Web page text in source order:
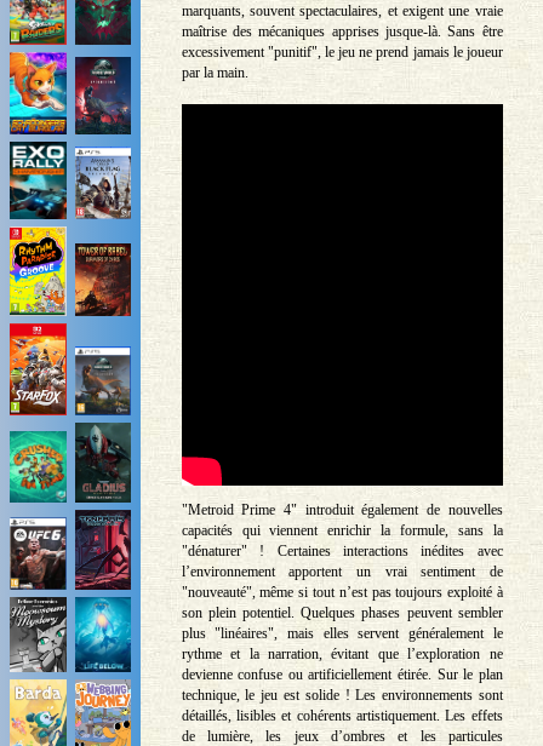
marquants, souvent spectaculaires, et exigent une vraie
maîtrise des mécaniques apprises jusque-là. Sans être
excessivement "punitif", le jeu ne prend jamais le joueur
par la main.
"Metroid Prime 4" introduit également de nouvelles
capacités qui viennent enrichir la formule, sans la
"dénaturer" ! Certaines interactions inédites avec
l’environnement apportent un vrai sentiment de
"nouveauté", même si tout n’est pas toujours exploité à
son plein potentiel. Quelques phases peuvent sembler
plus "linéaires", mais elles servent généralement le
rythme et la narration, évitant que l’exploration ne
devienne confuse ou artificiellement étirée. Sur le plan
technique, le jeu est solide ! Les environnements sont
détaillés, lisibles et cohérents artistiquement. Les effets
de lumière, les jeux d’ombres et les particules